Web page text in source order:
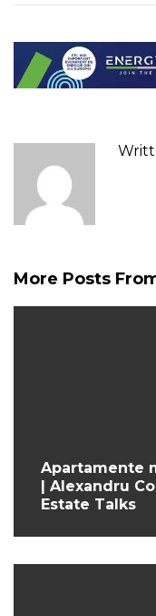
More Posts
Apartamente
| Alexandru
Estate Talks